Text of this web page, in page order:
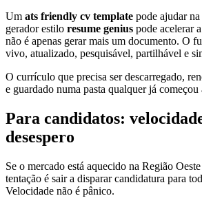
Um ats friendly cv template pode ajudar
gerador estilo resume genius pode acelerar
não é apenas gerar mais um documento. O
vivo, atualizado, pesquisável, partilhável e
O currículo que precisa ser descarregado,
e guardado numa pasta qualquer já começou
Para candidatos:
desespero
Se o mercado está aquecido na Região
tentação é sair a disparar candidatura para
Velocidade não é pânico.